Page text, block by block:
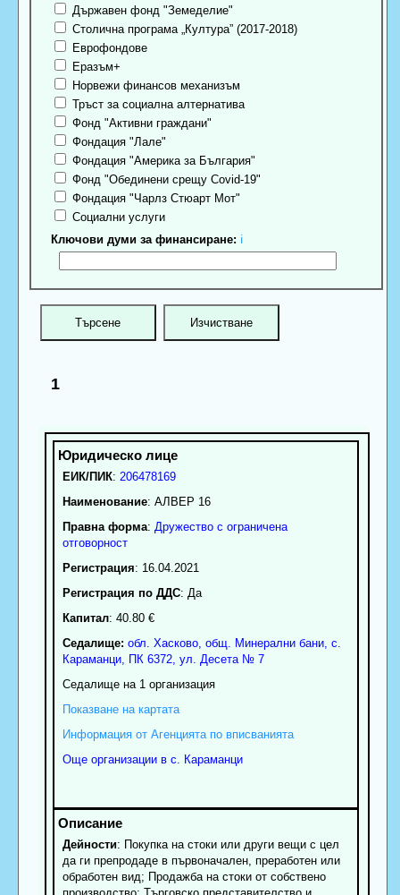
Държавен фонд "Земеделие"
Столична програма „Култура” (2017-2018)
Еврофондове
Еразъм+
Норвежи финансов механизъм
Тръст за социална алтернатива
Фонд "Активни граждани"
Фондация "Лале"
Фондация "Америка за България"
Фонд "Обединени срещу Covid-19"
Фондация "Чарлз Стюарт Мот"
Социални услуги
Ключови думи за финансиране: ℹ
1
ЕИК/ПИК: 206478169
Наименование: АЛВЕР 16
Правна форма: Дружество с ограничена
отговорност
Регистрация: 16.04.2021
Регистрация по ДДС: Да
Капитал: 40.80 €
Седалище: обл. Хасково, общ. Минерални бани, с.
Караманци, ПК 6372, ул. Десета № 7
Седалище на 1 организация
Показване на картата
Информация от Агенцията по вписванията
Още организации в с. Караманци
Дейности: Покупка на стоки или други вещи с цел
да ги препродаде в първоначален, преработен или
обработен вид; Продажба на стоки от собствено